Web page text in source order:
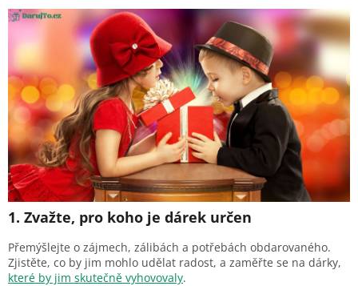
1. Zvažte, pro koho je dárek určen
Přemýšlejte o zájmech, zálibách a potřebách obdarovaného.
Zjistěte, co by jim mohlo udělat radost, a zaměřte se na dárky,
které by jim skutečně vyhovovaly.